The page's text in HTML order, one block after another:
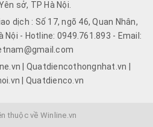
sở, TP Hà Nội.
dịch : Số 17, ngõ 46, Quan Nhân,
Nội - Hotline: 0949.761.893 - Email:
| Quatdiencothongnhat.vn |
| Quatdienco.vn
thuộc về Winline.vn